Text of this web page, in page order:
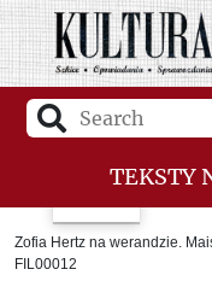
TEKSTY
Смерть
Zofia Hertz na werandzie.
FIL00012